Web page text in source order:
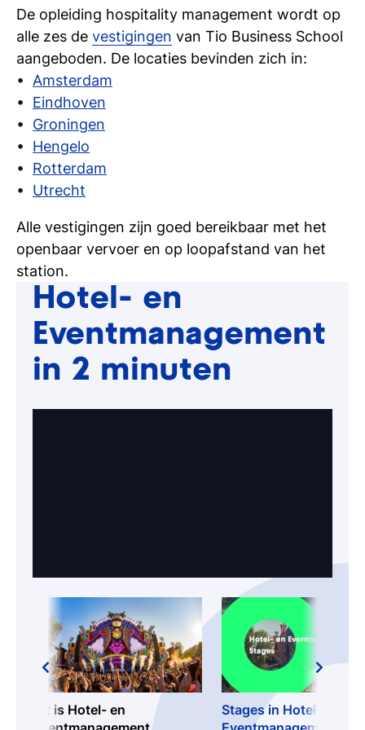
De opleiding hospitality management wordt op
alle zes de vestigingen van Tio Business School
aangeboden. De locaties bevinden zich in:
Amsterdam
Eindhoven
Groningen
Hengelo
Rotterdam
Utrecht
Alle vestigingen zijn goed bereikbaar met het
openbaar vervoer en op loopafstand van het
station.
Hotel- en
Eventmanagement
in 2 minuten
Dit is Hotel- en
Stages in Hotel- en